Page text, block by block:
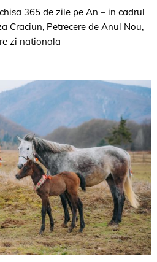
365 de zile pe An – in cadrul
Craciun, Petrecere de Anul Nou,
zi nationala